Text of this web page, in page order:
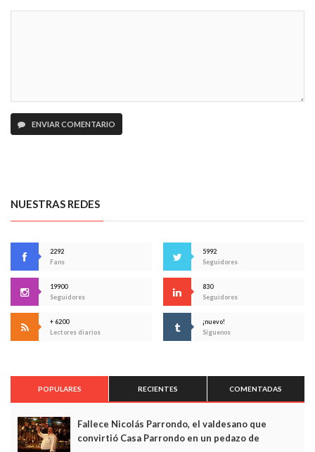
ENVIAR COMENTARIO
NUESTRAS REDES
2292
Fans
5992
Seguidores
19900
Seguidores
830
Seguidores
+ 6200
Lectores diarios
¡nuevo!
Síguenos
POPULARES RECIENTES COMENTADAS
Fallece Nicolás Parrondo, el valdesano que
convirtió Casa Parrondo en un pedazo de